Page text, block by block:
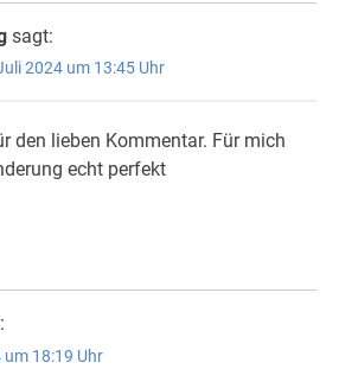
sagt:
2024 um 13:45 Uhr
den lieben Kommentar. Für mich
echt perfekt
18:19 Uhr